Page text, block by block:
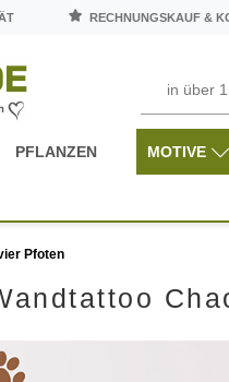
RECHNUNGSKAUF &
PFLANZEN MOTIVE
Pfoten